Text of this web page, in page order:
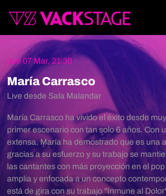
Jue 07 Mar, 21:30
María Carrasco
Live desde Sala Malandar
María Carrasco ha vivido el éxito desde
primer escenario con tan solo 6 años. Con
extensa, María ha demostrado que es una
gracias a su esfuerzo y su trabajo se
las cantantes con más proyección en el
amplia y enfocada a un concepto
está de gira con su trabajo "Inmune al